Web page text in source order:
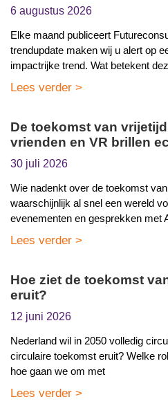
6 augustus 2026
Elke maand publiceert
trendupdate maken wij u alert op
impactrijke trend. Wat betekent
Lees verder >
De toekomst van
vrienden en VR brillen
30 juli 2026
Wie nadenkt over de toekomst
waarschijnlijk al snel een wereld
evenementen en gesprekken met
Lees verder >
Hoe ziet de toekomst
eruit?
12 juni 2026
Nederland wil in 2050 volledig
circulaire toekomst eruit? Welke
hoe gaan we om met
Lees verder >